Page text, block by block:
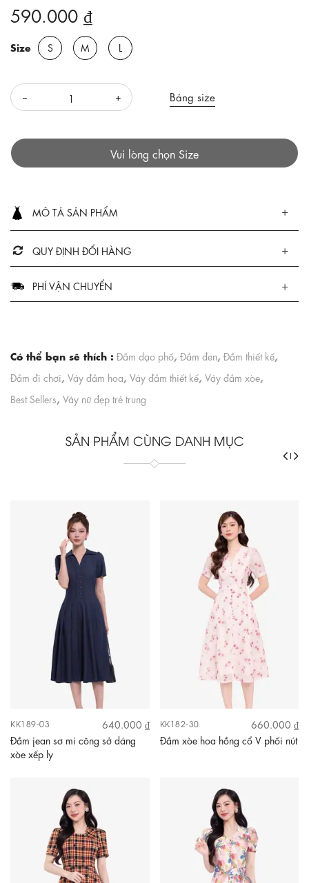
590.000 ₫
Size S M L
Bảng size
Vui lòng chọn Size
MÔ TẢ SẢN PHẨM
QUY ĐỊNH ĐỔI HÀNG
PHÍ VẬN CHUYỂN
Có thể bạn sẽ thích : Đầm dạo phố, Đầm đen, Đầm thiết kế,
Đầm đi chơi, Váy đầm hoa, Váy đầm thiết kế, Váy đầm xòe,
Best Sellers, Váy nữ đẹp trẻ trung
SẢN PHẨM CÙNG DANH MỤC
KK189-03
640.000 ₫
Đầm jean sơ mi công sở dáng
xòe xếp ly
KK182-30
660.000 ₫
Đầm xòe hoa hồng cổ V phối nút